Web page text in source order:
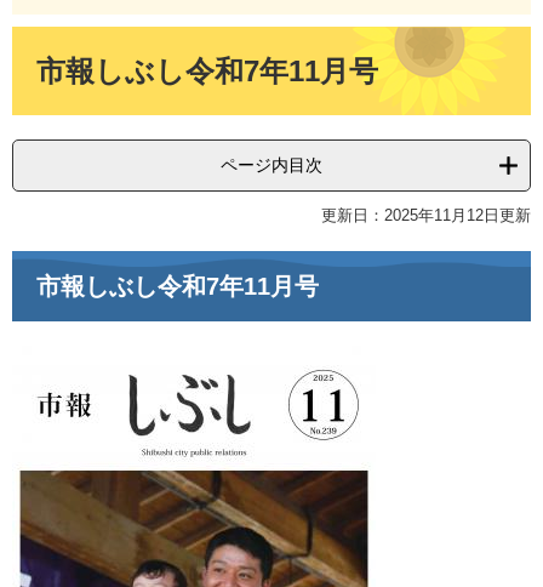
文
市報しぶし令和7年11月号
ページ内目次
更新日：2025年11月12日更新
市報しぶし令和7年11月号